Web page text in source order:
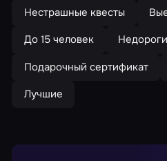
Нестрашные квесты
До 15 человек
Подарочный сертификат
Лучшие